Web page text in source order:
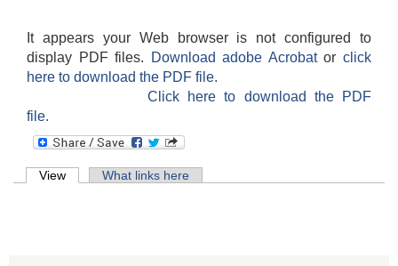
It appears your Web browser is not configured to
display PDF files.
Download adobe Acrobatorclick
here to download the PDF file.
Click here to download the PDF
file.
Primary tabs
View (active tab)What links here